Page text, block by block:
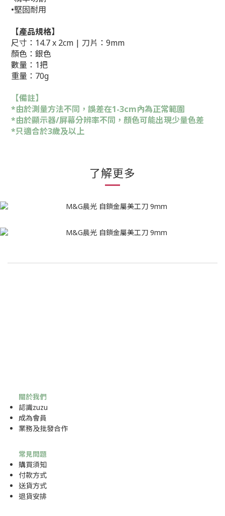
•堅固耐用
【產品規格】
尺寸：14.7 x 2cm | 刀片：9mm
顏色： 銀色
數量：1把
重量：70g
【備註】
*由於測量方法不同，誤差在1-3cm內為正常範圍
*由於顯示器/屏幕分辨率不同，顏色可能出現少量色差
*只適合於3歲及以上
了解更多
關於我們
認識zuzu
成為會員
業務及批發合作
常見問題
購買須知
付款方式
送貨方式
退貨安排